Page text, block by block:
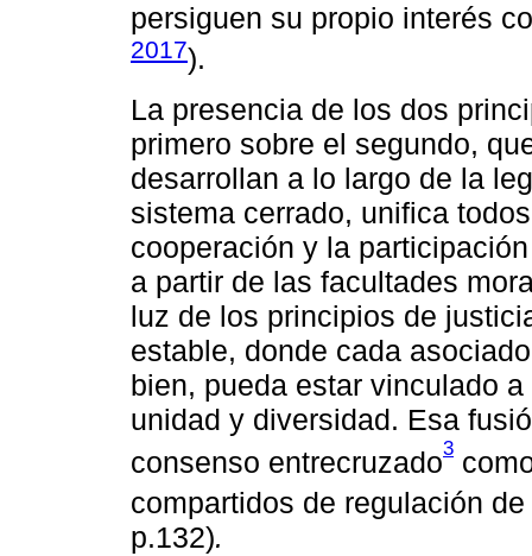
persiguen su propio interés
2017).
La presencia de los dos
primero sobre el segundo,
desarrollan a lo largo de la
sistema cerrado, unifica
cooperación y la
a partir de las facultades
luz de los principios de
estable, donde cada
bien, pueda estar vinculado
unidad y diversidad. Esa
consenso entrecruzado3
compartidos de regulación
p.132).